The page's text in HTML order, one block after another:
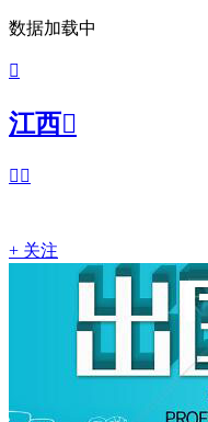
数据加载中

江西
 
+ 关注